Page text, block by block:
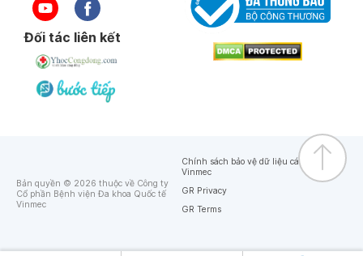
Đối tác liên kết
Bản quyền © 2026 thuộc về Công ty
Cổ phần Bệnh viện Đa khoa Quốc tế
Vinmec
Chính sách bảo vệ dữ liệu cá nhân của
Vinmec
GR Privacy
GR Terms